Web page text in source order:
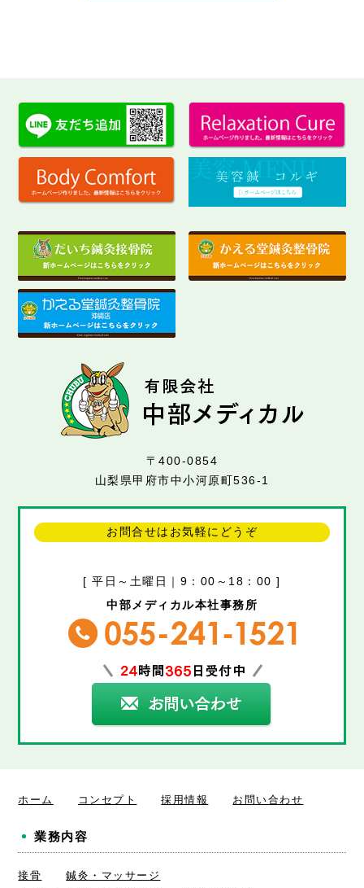
〒400-0854
山梨県甲府市中小河原町536-1
お問合せはお気軽にどうぞ
[ 平日～土曜日｜9：00～18：00 ]
中部メディカル本社事務所
ホーム コンセプト 採用情報 お問い合わせ
業務内容
接骨
鍼灸・マッサージ